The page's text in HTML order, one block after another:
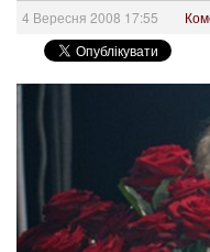
4 Вересня 2008 17:55